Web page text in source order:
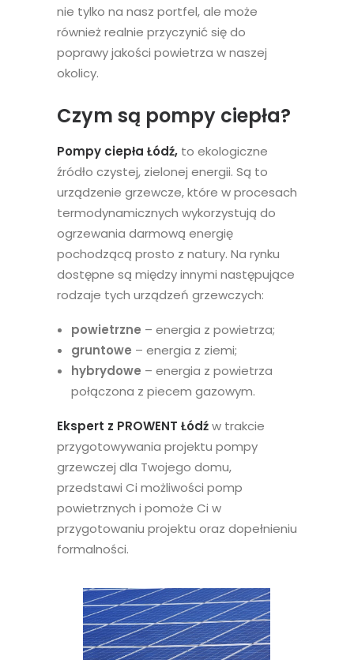
nie tylko na nasz portfel, ale może
również realnie przyczynić się do
poprawy jakości powietrza w naszej
okolicy.
Czym są pompy ciepła?
Pompy ciepła Łódź, to ekologiczne
źródło czystej, zielonej energii. Są to
urządzenie grzewcze, które w procesach
termodynamicznych wykorzystują do
ogrzewania darmową energię
pochodzącą prosto z natury. Na rynku
dostępne są między innymi następujące
rodzaje tych urządzeń grzewczych:
powietrzne – energia z powietrza;
gruntowe – energia z ziemi;
hybrydowe – energia z powietrza
połączona z piecem gazowym.
Ekspert z PROWENT Łódźw trakcie
przygotowywania projektu pompy
grzewczej dla Twojego domu,
przedstawi Ci możliwości pomp
powietrznych i pomoże Ci w
przygotowaniu projektu oraz dopełnieniu
formalności.